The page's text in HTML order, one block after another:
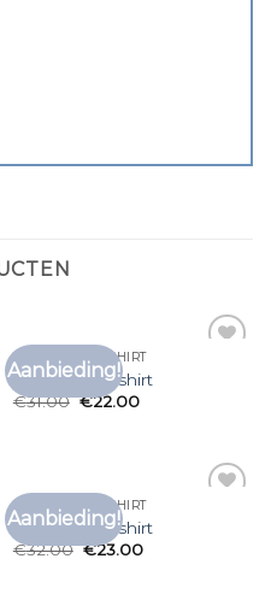
Aanbieding!
GAS MONKEY SHIRT
gas monkey shirt
€31.00 €22.00
Aanbieding!
GAS MONKEY SHIRT
gas monkey shirt
€32.00 €23.00